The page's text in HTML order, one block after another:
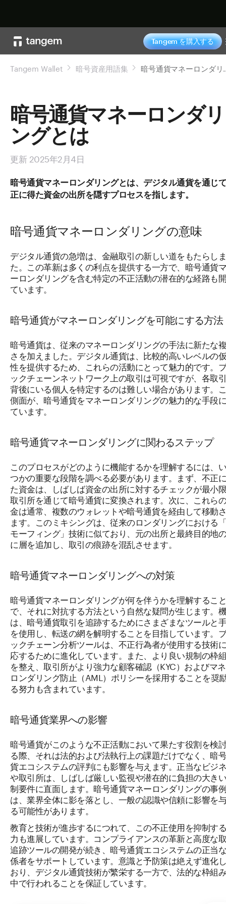
Tangem を購入する
Tangem Wallet 暗号資産用語集 暗号通
暗号通貨マネーロンダリ
ングとは
更新 2025年2月4日
暗号通貨マネーロンダリングとは、デジタル通貨を通じ
正に得た資金の出所を隠すプロセスを指します。
暗号通貨マネーロンダリングの意味
デジタル通貨の急増は、金融取引の新しい道をもたらし
た。この革新は多くの利点を提供する一方で、暗号通貨
ーロンダリングを含む特定の不正活動の潜在的な経路も
ています。
暗号通貨がマネーロンダリングを可能にする方法
暗号通貨は、従来のマネーロンダリングの手法に新たな
さを加えました。デジタル通貨は、比較的高いレベルの
性を提供するため、これらの活動にとって魅力的です。
ックチェーンネットワーク上の取引は可視ですが、各取
背後にいる個人を特定するのは難しい場合があります。
側面が、暗号通貨をマネーロンダリングの魅力的な手段
ています。
暗号通貨マネーロンダリングに関わるステップ
このプロセスがどのように機能するかを理解するには、
つかの重要な段階を調べる必要があります。まず、不正
た資金は、しばしば資金の出所に対するチェックが最小
取引所を通じて暗号通貨に変換されます。次に、これら
金は通常、複数のウォレットや暗号通貨を経由して移動
ます。このミキシングは、従来のロンダリングにおける
モーフィング」技術に似ており、元の出所と最終目的地
に層を追加し、取引の痕跡を混乱させます。
暗号通貨マネーロンダリングへの対策
暗号通貨マネーロンダリングが何を伴うかを理解すること
で、それに対抗する方法という自然な疑問が生じます。
は、暗号通貨取引を追跡するためにさまざまなツールと
を使用し、転送の網を解明することを目指しています。
ックチェーン分析ツールは、不正行為者が使用する技術
応するために進化しています。また、より良い規制の枠
を整え、取引所がより強力な顧客確認（KYC）およびマ
ロンダリング防止（AML）ポリシーを採用することを奨
る努力も含まれています。
暗号通貨業界への影響
暗号通貨がこのような不正活動において果たす役割を検
る際、それは法的および法執行上の課題だけでなく、暗
貨エコシステムの評判にも影響を与えます。正当なビジ
や取引所は、しばしば厳しい監視や潜在的に負担の大き
制要件に直面します。暗号通貨マネーロンダリングの事例
は、業界全体に影を落とし、一般の認識や信頼に影響を
る可能性があります。
教育と技術が進歩するにつれて、この不正使用を抑制す
力も進展しています。コンプライアンスの革新と高度な
追跡ツールの開発が続き、暗号通貨エコシステムの正当
係者をサポートしています。意識と予防策は絶えず進化
おり、デジタル通貨技術が繁栄する一方で、法的な枠組
中で行われることを保証しています。